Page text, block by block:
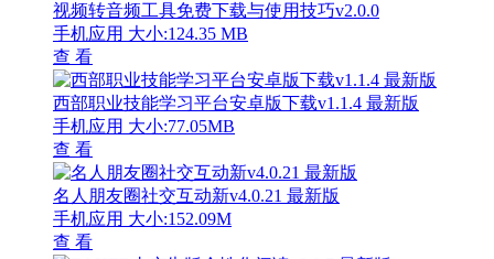
视频转音频工具免费下载与使用技巧v2.0.0
手机应用 大小:124.35 MB
查 看
西部职业技能学习平台安卓版下载v1.1.4 最新版
手机应用 大小:77.05MB
查 看
名人朋友圈社交互动新v4.0.21 最新版
手机应用 大小:152.09M
查 看